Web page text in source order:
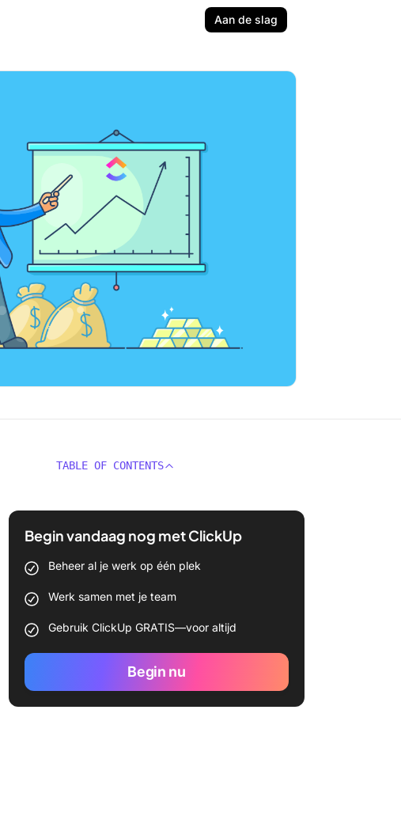
Aan de slag
TABLE OF CONTENTS
Begin vandaag nog met ClickUp
Beheer al je werk op één plek
Werk samen met je team
Gebruik ClickUp GRATIS—voor altijd
Begin nu